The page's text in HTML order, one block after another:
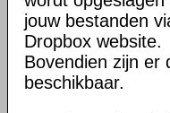
jouw bestanden
Dropbox website.
Bovendien zijn er
beschikbaar.